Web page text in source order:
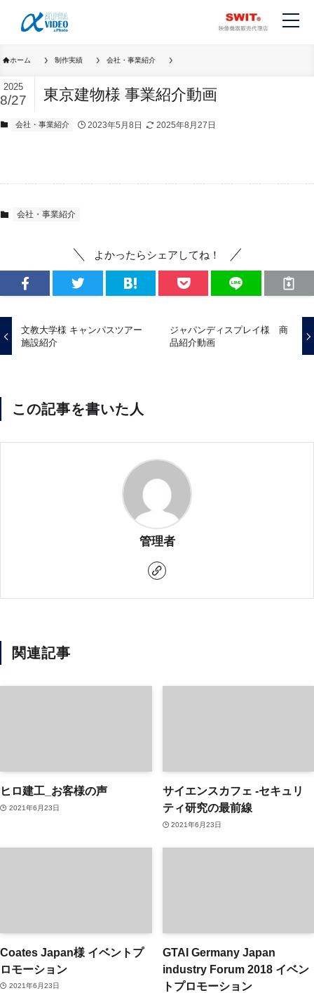
ホーム 制作実績 会社・事業紹介
東京建物様 事業紹介動画
2025
8/27
会社・事業紹介 2023年5月8日 2025年8月27日
会社・事業紹介
よかったらシェアしてね！
文教大学様 キャンパスツアー
施設紹介
ジャパンディスプレイ様 商
品紹介動画
この記事を書いた人
管理者
関連記事
ヒロ建工_お客様の声
2021年6月23日
サイエンスカフェ ‐セキュリ
ティ研究の最前線
2021年6月23日
Coates Japan様 イベントプ
ロモーション
2021年6月23日
GTAI Germany Japan
industry Forum 2018 イベン
トプロモーション